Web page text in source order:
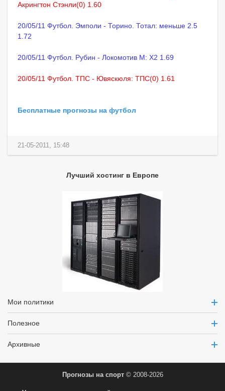
Акрингтон Стэнли(0) 1.60
20/05/11 Футбол. Эмполи - Торино. Тотал: меньше 2.5
1.72
20/05/11 Футбол. Рубин - Локомотив М: X2 1.69
20/05/11 Футбол. ТПС - Ювяскюля: ТПС(0) 1.61
Бесплатные прогнозы на футбол
21-05-2011, 15:48
Лучший хостинг в Европе
Мои политики
Полезное
Архивные
Прогнозы на спорт© 2008-2026